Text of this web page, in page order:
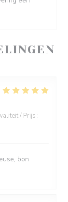
/ Prijs :
bon